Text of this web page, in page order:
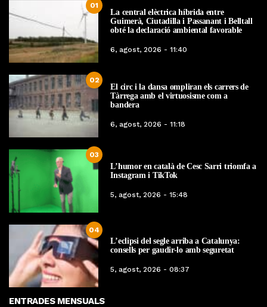
01
La central elèctrica híbrida entre
Guimerà, Ciutadilla i Passanant i Belltall
obté la declaració ambiental favorable
6, agost, 2026 - 11:40
02
El circ i la dansa ompliran els carrers de
Tàrrega amb el virtuosisme com a
bandera
6, agost, 2026 - 11:18
03
L’humor en català de Cesc Sarri triomfa a
Instagram i TikTok
5, agost, 2026 - 15:48
04
L’eclipsi del segle arriba a Catalunya:
consells per gaudir-lo amb seguretat
5, agost, 2026 - 08:37
ENTRADES MENSUALS